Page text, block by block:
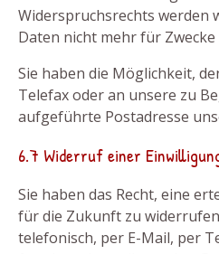
Widerspruchsrechts werden
Daten nicht mehr für
Sie haben die Möglichkeit,
Telefax oder an unsere zu
aufgeführte Postadresse
6.7 Widerruf einer
Sie haben das Recht, eine
für die Zukunft zu
telefonisch, per E-Mail, per